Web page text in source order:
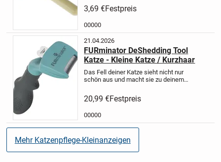
Diese Katzenbürste entfernt sanft
lose Haare, eliminiert Knoten und
3,69 €Festpreis
00000
21.04.2026
FURminator DeShedding Tool
Katze - Kleine Katze / Kurzhaar
Das Fell deiner Katze sieht nicht nur
schön aus und macht sie zu deinem
Es ist auch ein wichtiges Instrument
zur Temperaturregulierung,
20,99 €Festpreis
00000
Mehr Katzenpflege-Kleinanzeigen